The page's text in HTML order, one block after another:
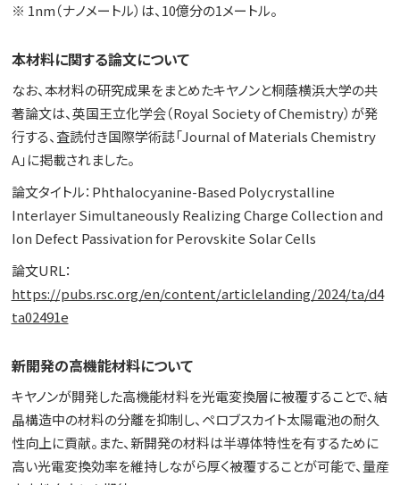
※ 1nm（ナノメートル）は、10億分の1メートル。
本材料に関する論文について
なお、本材料の研究成果をまとめたキヤノンと桐蔭横浜大学の共
著論文は、英国王立化学会（Royal Society of Chemistry）が発
行する、査読付き国際学術誌「Journal of Materials Chemistry
A」に掲載されました。
論文タイトル：Phthalocyanine-Based Polycrystalline
Interlayer Simultaneously Realizing Charge Collection and
Ion Defect Passivation for Perovskite Solar Cells
論文URL：
https://pubs.rsc.org/en/content/articlelanding/2024/ta/d4
ta02491e
新開発の高機能材料について
キヤノンが開発した高機能材料を光電変換層に被覆することで、結
晶構造中の材料の分離を抑制し、ペロブスカイト太陽電池の耐久
性向上に貢献。また、新開発の材料は半導体特性を有するために
高い光電変換効率を維持しながら厚く被覆することが可能で、量産